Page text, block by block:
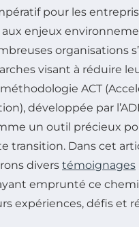
pour les
aux enjeux
organisations
visant à réduire
ACT
développée par
un outil précieux
transition. Dans cet
divers témoignages
emprunté ce
expériences, défis et